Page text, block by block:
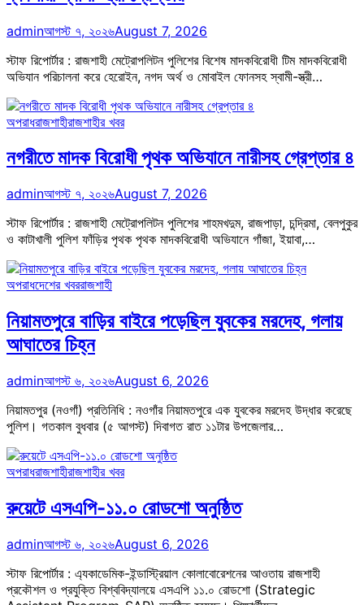
adminআগস্ট ৭, ২০২৬August 7, 2026
স্টাফ রিপোর্টার : রাজশাহী মেট্রোপলিটন পুলিশের বিশেষ মাদকবিরোধী টিম মাদকবিরোধী
অভিযান পরিচালনা করে হেরোইন, নগদ অর্থ ও মোবাইল ফোনসহ স্বামী-স্ত্রী…
অপরাধরাজশাহীরাজশাহীর খবর
নগরীতে মাদক বিরোধী পৃথক অভিযানে নারীসহ গ্রেপ্তার ৪
adminআগস্ট ৭, ২০২৬August 7, 2026
স্টাফ রিপোর্টার : রাজশাহী মেট্রোপলিটন পুলিশের শাহমখদুম, রাজপাড়া, চন্দ্রিমা, বেলপুকুর
ও কাটাখালী পুলিশ ফাঁড়ির পৃথক পৃথক মাদকবিরোধী অভিযানে গাঁজা, ইয়াবা,…
অপরাধদেশের খবররাজশাহী
নিয়ামতপুরে বাড়ির বাইরে পড়েছিল যুবকের মরদেহ, গলায়
আঘাতের চিহ্ন
adminআগস্ট ৬, ২০২৬August 6, 2026
নিয়ামতপুর (নওগাঁ) প্রতিনিধি : নওগাঁর নিয়ামতপুরে এক যুবকের মরদেহ উদ্ধার করেছে
পুলিশ। গতকাল বুধবার (৫ আগস্ট) দিবাগত রাত ১১টার উপজেলার…
অপরাধরাজশাহীরাজশাহীর খবর
রুয়েটে এসএপি-১১.০ রোডশো অনুষ্ঠিত
adminআগস্ট ৬, ২০২৬August 6, 2026
স্টাফ রিপোর্টার : এ্যকাডেমিক-ইন্ডাস্ট্রিয়াল কোলাবোরেশনের আওতায় রাজশাহী
প্রকৌশল ও প্রযুক্তি বিশ্ববিদ্যালয়ে এসএপি ১১.০ রোডশো (Strategic